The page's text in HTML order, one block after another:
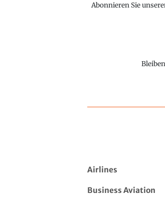
Abonnieren Sie
Airlines
Business Aviation